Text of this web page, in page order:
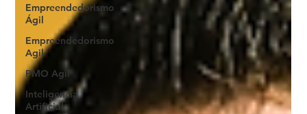
Empreendedorismo
Ágil
Empreendedorismo
Agil
PMO Agil
Inteligencia
Artificial